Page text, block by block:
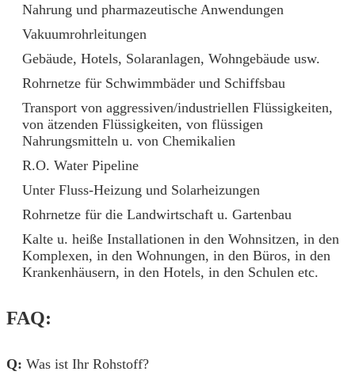
Nahrung und pharmazeutische Anwendungen
Vakuumrohrleitungen
Gebäude, Hotels, Solaranlagen, Wohngebäude usw.
Rohrnetze für Schwimmbäder und Schiffsbau
Transport von aggressiven/industriellen Flüssigkeiten,
von ätzenden Flüssigkeiten, von flüssigen
Nahrungsmitteln u. von Chemikalien
R.O. Water Pipeline
Unter Fluss-Heizung und Solarheizungen
Rohrnetze für die Landwirtschaft u. Gartenbau
Kalte u. heiße Installationen in den Wohnsitzen, in den
Komplexen, in den Wohnungen, in den Büros, in den
Krankenhäusern, in den Hotels, in den Schulen etc.
FAQ:
Q: Was ist Ihr Rohstoff?